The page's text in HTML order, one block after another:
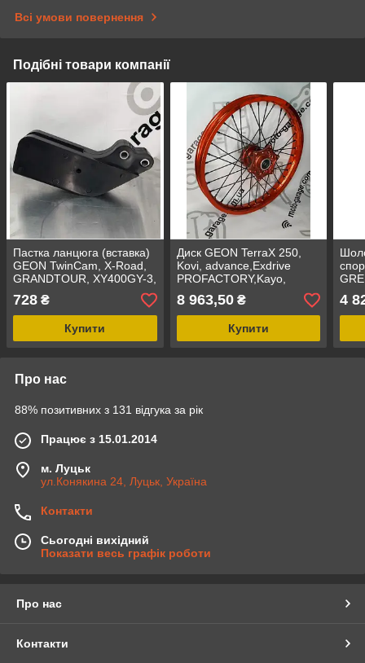
Всі умови повернення
Подібні товари компанії
Пастка ланцюга (вставка)
GEON TwinCam, X-Road,
GRANDTOUR, XY400GY-3,
Elcrosso 400, Forte, Spark,
728 ₴
Купити
Диск GEON TerraX 250,
Kovi, advance,Exdrive
PROFACTORY,Kayo,
Передній, 1.6x19 DOT,
Оранжевий (Вісь20мм)
8 963,50₴
Купити
4
Про нас
88% позитивних з 131 відгука за рік
Працює з 15.01.2014
м. Луцьк
ул.Конякина 24, Луцьк, Україна
Контакти
Сьогодні вихідний
Показати весь графік роботи
Про нас
Контакти